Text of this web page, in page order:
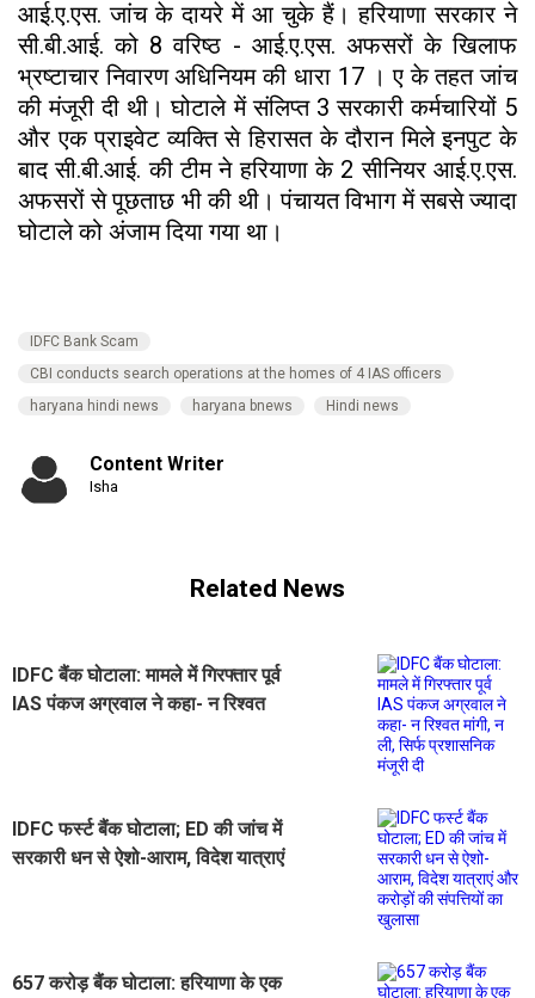
आई.ए.एस. जांच के दायरे में आ चुके हैं। हरियाणा सरकार ने
सी.बी.आई. को 8 वरिष्ठ - आई.ए.एस. अफसरों के खिलाफ
भ्रष्टाचार निवारण अधिनियम की धारा 17 । ए के तहत जांच
की मंजूरी दी थी। घोटाले में संलिप्त 3 सरकारी कर्मचारियों 5
और एक प्राइवेट व्यक्ति से हिरासत के दौरान मिले इनपुट के
बाद सी.बी.आई. की टीम ने हरियाणा के 2 सीनियर आई.ए.एस.
अफसरों से पूछताछ भी की थी। पंचायत विभाग में सबसे ज्यादा
घोटाले को अंजाम दिया गया था।
IDFC Bank Scam
CBI conducts search operations at the homes of 4 IAS officers
haryana hindi news
haryana bnews Hindi news
Content Writer
Isha
Related News
IDFC बैंक घोटाला: मामले में गिरफ्तार पूर्व
IAS पंकज अग्रवाल ने कहा- न रिश्वत
IDFC फर्स्ट बैंक घोटाला; ED की जांच में
सरकारी धन से ऐशो-आराम, विदेश यात्राएं
657 करोड़ बैंक घोटाला: हरियाणा के एक